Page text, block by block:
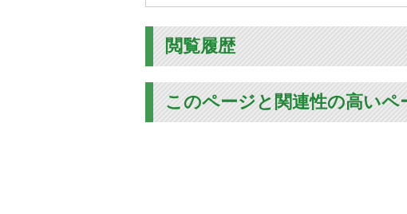
閲覧履歴
このページと関連性の高いペ